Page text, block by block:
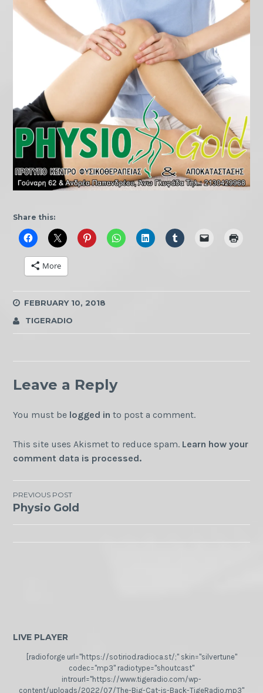
Share this:
More
FEBRUARY 10, 2018
TIGERADIO
Leave a Reply
You must be logged in to post a comment.
This site uses Akismet to reduce spam. Learn how your
comment data is processed.
Post
navigation
PREVIOUS POST
Physio Gold
LIVE PLAYER
[radioforge url="https://sotiriod.radioca.st/;" skin="silvertune"
codec="mp3" radiotype="shoutcast"
introurl="https://www.tigeradio.com/wp-
content/uploads/2022/07/The-Big-Cat-is-Back-TigeRadio.mp3"